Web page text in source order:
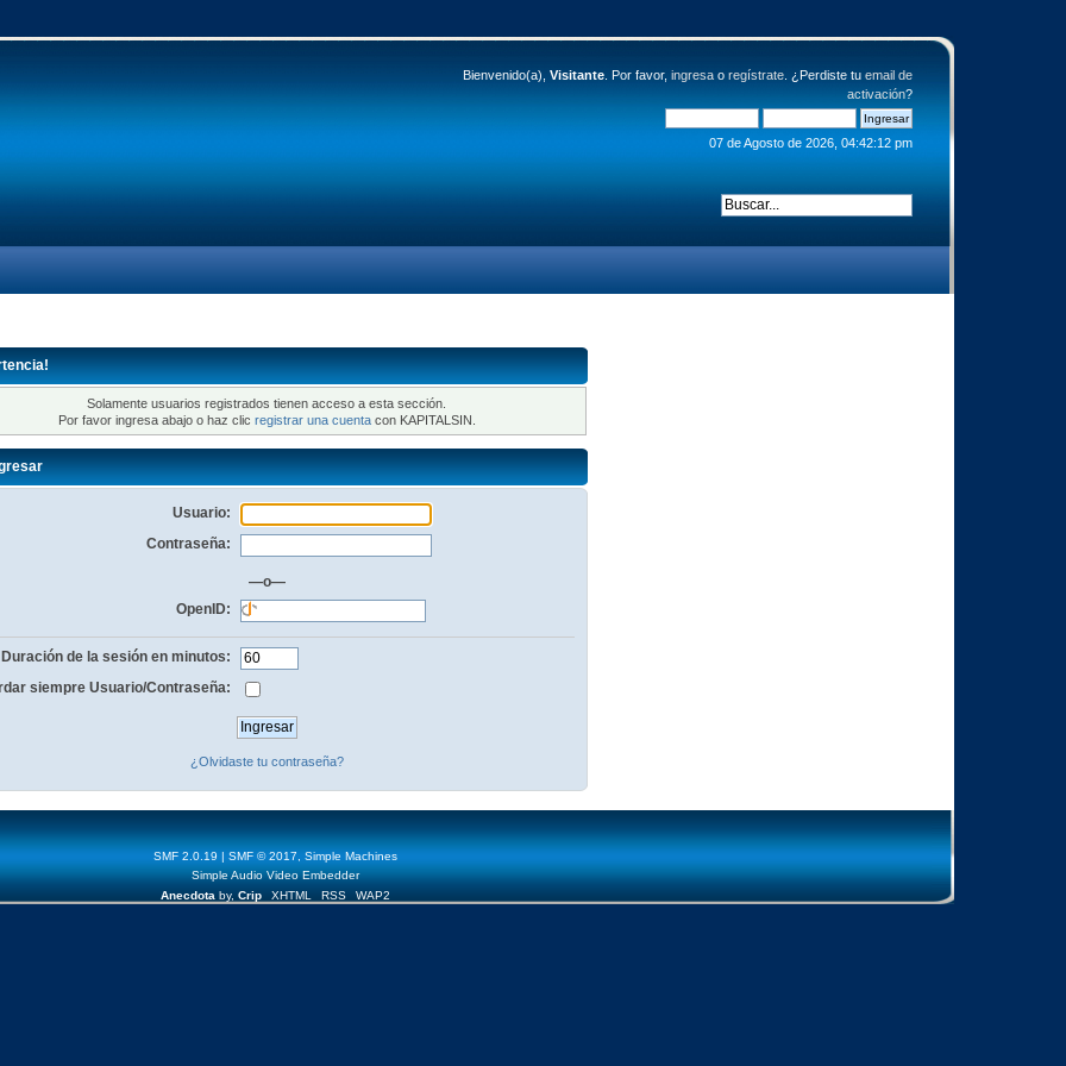
Bienvenido(a), Visitante. Por favor, ingresao regístrate. ¿Perdiste tu email de
activación?
07 de Agosto de 2026, 04:42:12 pm
Solamente usuarios registrados tienen acceso a esta sección.
Por favor ingresa abajo o haz clic registrar una cuentacon KAPITALSIN.
Usuario:
Contraseña:
—o—
OpenID:
Duración de la sesión en minutos:
siempre Usuario/Contraseña:
¿Olvidaste tu contraseña?
SMF 2.0.19 | SMF © 2017
Simple Machines
Simple Audio Video Embedder
Anecdota by, Crip XHTML RSS WAP2